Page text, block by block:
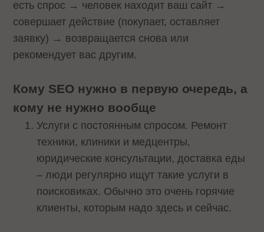
есть спрос → человек находит ваш сайт →
совершает действие (покупает, оставляет
заявку) → возвращается снова или
рекомендует вас другим.
Кому SEO нужно в первую очередь, а
кому не нужно вообще
Услуги с постоянным спросом. Ремонт
техники, клиники и медцентры,
юридические консультации, доставка еды
– люди регулярно ищут такие услуги в
поисковиках. Обычно это очень горячие
клиенты, которым надо здесь и сейчас.